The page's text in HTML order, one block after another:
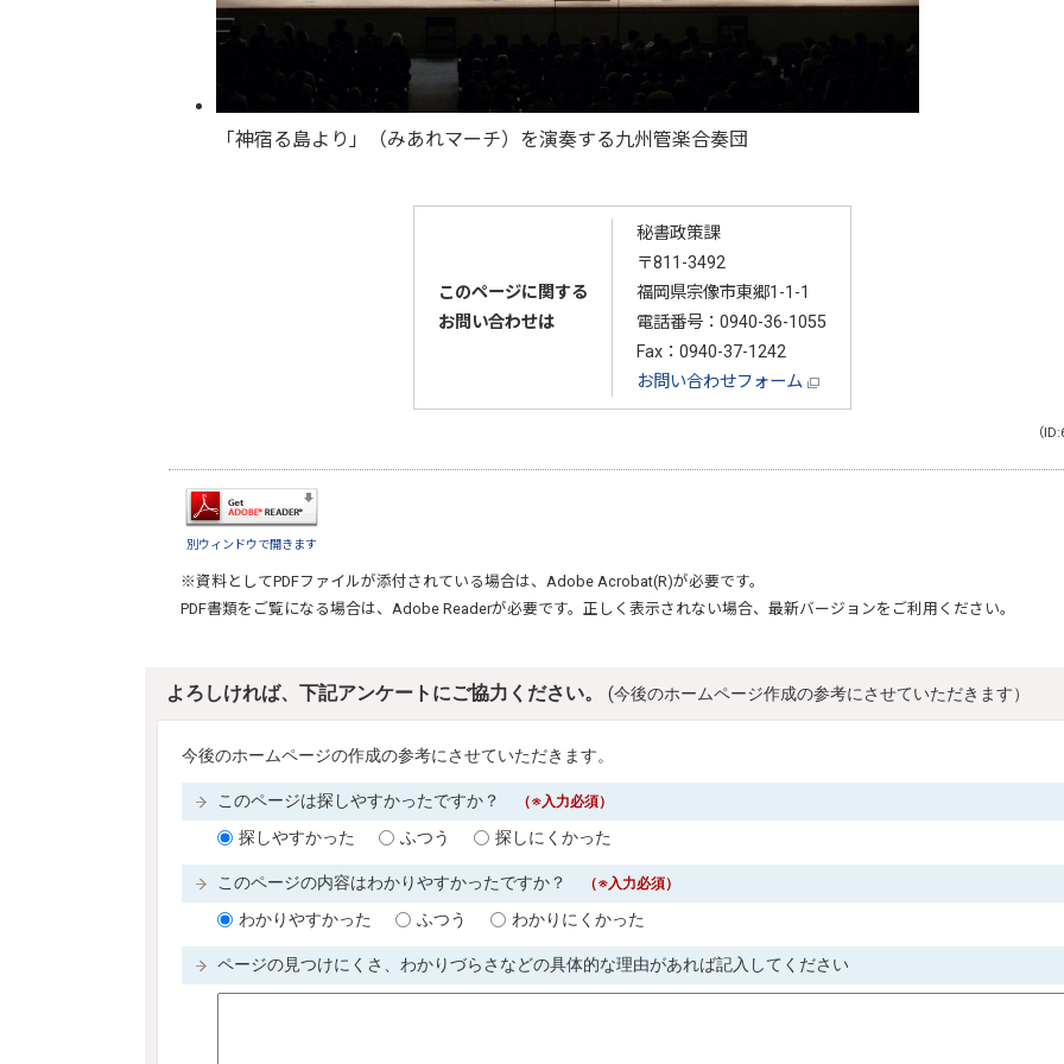
「神宿る島より」（みあれマーチ）を演奏する九州管楽合奏団
このページに関する
お問い合わせは
秘書政策課
〒811-3492
福岡県宗像市東郷1-1-1
電話番号： 0940-36-1055
Fax：0940-37-1242
お問い合わせフォーム
（
別ウィンドウで開きます
※資料としてPDFファイルが添付されている場合は、 Adobe Acrobat(R)が必要です。
PDF書類をご覧になる場合は、 Adobe Readerが必要です。正しく表示されない場合、最新バージョンをご利用ください。